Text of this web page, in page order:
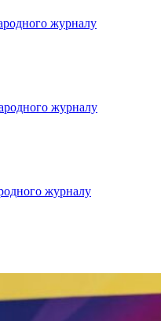
журналу
журналу
журналу